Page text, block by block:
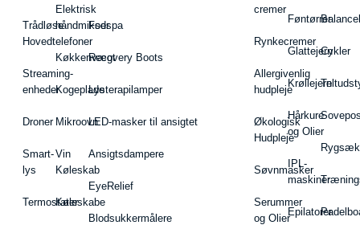
Trådløse
Hovedtelefoner
Streaming-
enheder
Droner
Smart-
lys
Termostater
Elektrisk
håndmikser
Køkkenvægt
Kogeplade
Mikroovn
Vin
Køleskab
Køleskabe
Fodspa
Recovery Boots
Lysterapilamper
LED-masker til ansigtet
Ansigtsdampere
EyeRelief
Blodsukkermålere
cremer
Rynkecremer
Allergivenlig
hudpleje
Økologisk
Hudpleje
Søvnmasker
Serummer
og Olier
Føntørrer
Glattejern
Krøllejern
Hårkure
og Olier
IPL-
maskiner
Epilatorer
Cykler